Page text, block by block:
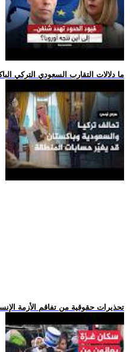
.. ما دلالات التقارب السعودي التركي
.. تحذيرات حقوقية من تفاقم الأزمة